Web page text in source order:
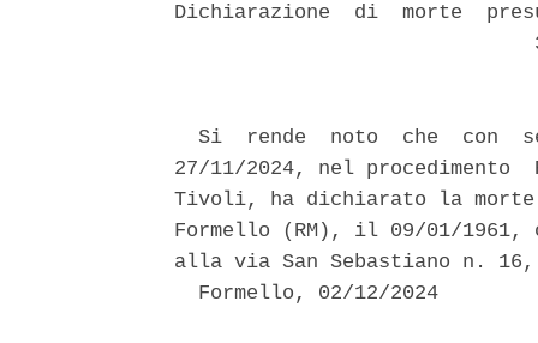
Dichiarazione  di  morte
Si  rende  noto  che  con
27/11/2024, nel
Tivoli, ha dichiarato la morte
Formello (RM), il 09/01/1961,
alla via San Sebastiano n.
  Formello, 02/12/2024